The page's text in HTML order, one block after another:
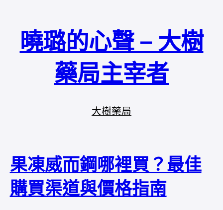
曉璐的心聲 – 大樹
藥局主宰者
大樹藥局
果凍威而鋼哪裡買？最佳
購買渠道與價格指南